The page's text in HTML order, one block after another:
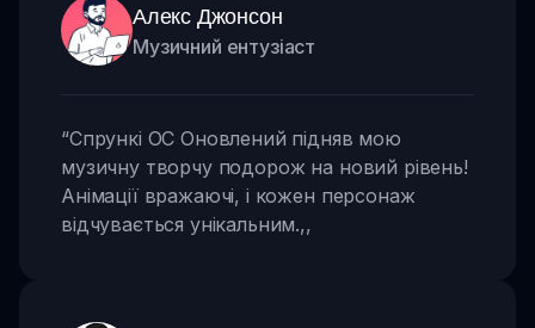
Алекс Джонсон
Музичний ентузіаст
“Спрункі OC Оновлений підняв мою
музичну творчу подорож на новий рівень!
Анімації вражаючі, і кожен персонаж
відчувається унікальним.,,